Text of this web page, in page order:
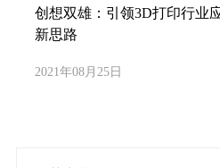
创想双雄：引领3D打印行业
新思路
2021年08月25日